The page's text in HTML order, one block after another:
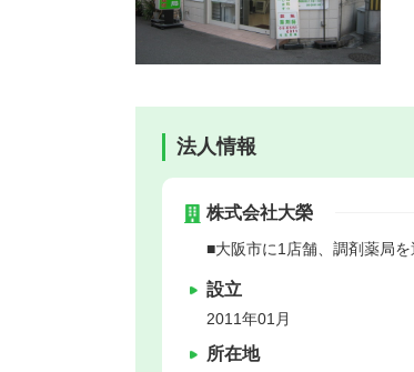
法人情報
株式会社大榮
■大阪市に1店舗、調剤薬局を
設立
2011年01月
所在地